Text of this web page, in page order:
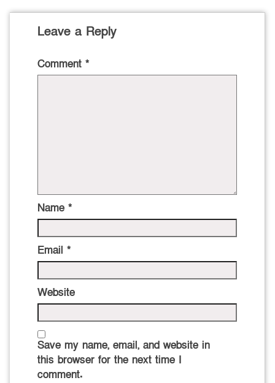
Leave a Reply
Comment *
Name *
Email *
Website
Save my name, email, and website in
this browser for the next time I
comment.